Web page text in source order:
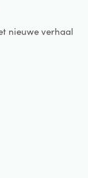
nieuwe verhaal